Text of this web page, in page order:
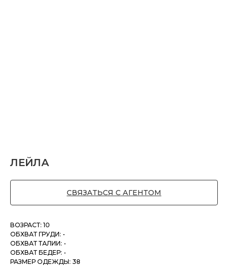
ЛЕЙЛА
СВЯЗАТЬСЯ С АГЕНТОМ
ВОЗРАСТ: 10
ОБХВАТ ГРУДИ: -
ОБХВАТ ТАЛИИ: -
ОБХВАТ БЕДЕР: -
РАЗМЕР ОДЕЖДЫ: 38